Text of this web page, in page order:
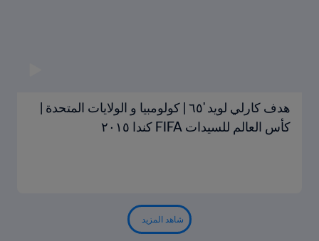
هدف كارلي لويد '٦٥ | كولومبيا و الولايات المتحدة |
كأس العالم للسيدات FIFA كندا ٢٠١٥
شاهد المزيد